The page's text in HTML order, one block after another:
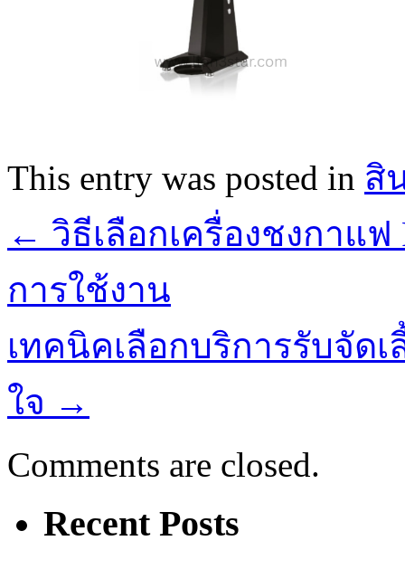
This entry was posted in สิ
← วิธีเลือกเครื่องชงกาแฟ
การใช้งาน
เทคนิคเลือกบริการรับจัด
ใจ →
Comments are closed.
Recent Posts